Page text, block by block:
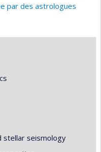
par des astrologues
stellar seismology